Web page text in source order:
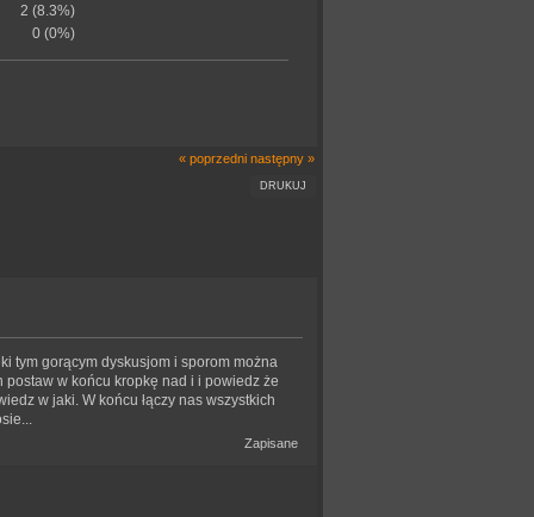
2 (8.3%)
0 (0%)
« poprzedni następny »
DRUKUJ
tym gorącym dyskusjom i sporom można
w końcu kropkę nad i i powiedz że
w jaki. W końcu łączy nas wszystkich
Zapisane